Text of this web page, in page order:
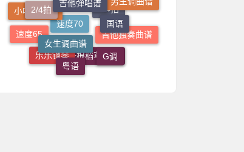
志诚音乐吉他
4/4拍
速度70
小叶歌吉他
吉他独奏曲谱
一根稻草吉他
乐乐钢琴
速度65
国语
G调
粤语
女生调曲谱